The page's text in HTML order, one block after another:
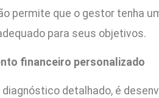
permite que o gestor tenha
para seus objetivos.
financeiro personalizado
diagnóstico detalhado, é